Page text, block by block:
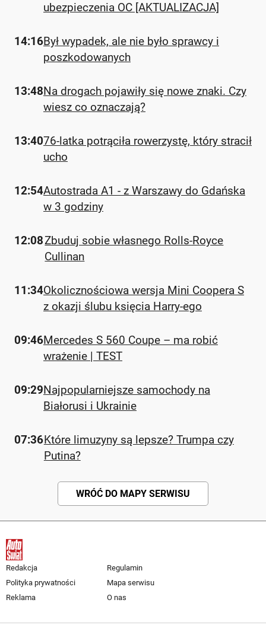
ubezpieczenia OC [AKTUALIZACJA]
14:16Był wypadek, ale nie było sprawcy i
poszkodowanych
13:48Na drogach pojawiły się nowe znaki. Czy
wiesz co oznaczają?
13:4076-latka potrąciła rowerzystę, który stracił
ucho
12:54Autostrada A1 - z Warszawy do Gdańska
w 3 godziny
12:08Zbuduj sobie własnego Rolls-Royce
Cullinan
11:34Okolicznościowa wersja Mini Coopera S
z okazji ślubu księcia Harry-ego
09:46Mercedes S 560 Coupe – ma robić
wrażenie | TEST
09:29Najpopularniejsze samochody na
Białorusi i Ukrainie
07:36Które limuzyny są lepsze? Trumpa czy
Putina?
WRÓĆ DO MAPY SERWISU
Redakcja
Regulamin
Polityka prywatności
Mapa serwisu
Reklama
O nas